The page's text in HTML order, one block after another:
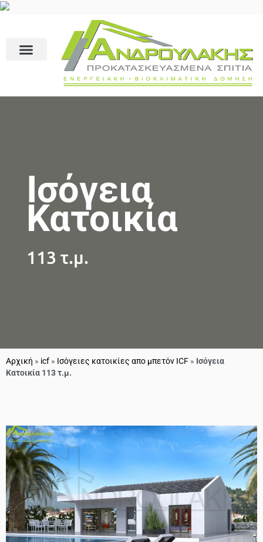
Ισόγεια
Κατοικία
113 τ.μ.
Αρχική » icf » Ισόγειες κατοικίες απο μπετόν ICF » Ισόγεια
Κατοικία 113 τ.μ.